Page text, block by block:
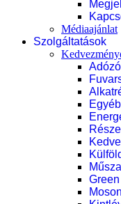
Médiaajánlat
Szolgáltatások